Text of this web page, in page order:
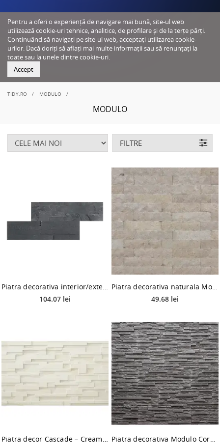
Pentru a oferi o experiență de navigare mai bună, site-ul web
utilizează cookie-uri tehnice, analitice, de profilare și de la terțe părți.
Continuând să navigați pe site-ul web, acceptați utilizarea cookie-
urilor. Dacă doriți să aflați mai multe informații sau să renunțați la
toate sau la unele dintre cookie-uri.
Accept
TIDY.RO MODULO
MODULO
FILTRE
104.07 lei
Piatra decorativa naturala Modulo Natimur Crown Pearl, exterior/interior, gri, 30 x 7 x 1,5 cm
49.68 lei